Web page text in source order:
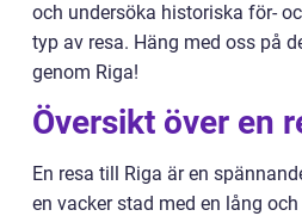
och undersöka historiska för-
typ av resa. Häng med oss på
genom Riga!
Översikt över en
En resa till Riga är en
en vacker stad med en lång